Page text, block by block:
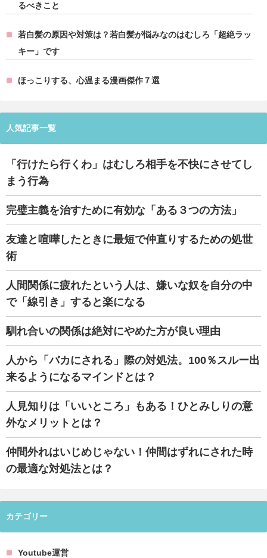
るべきこと
若白髪の原因や対策は？若白髪が悩みなのはむしろ「超絶ラッ
キー」です
ほっこりする、心温まる漫画傑作７選
人気記事一覧
「行けたら行くわ」はむしろ相手を不快にさせてし
まう行為
完璧主義を治すために有効な「ある３つの方法」
友達と喧嘩したときに最短で仲直りするための処世
術
人間関係に疲れたという人は、嫌いな奴を自分の中
で「線引き」すると楽になる
馴れ合いの関係は絶対にやめた方が良い理由
人から「バカにされる」際の対処法。100％スルー出
来るようになるマインドとは？
人見知りは「いいところ」もある！ひとみしりの意
外なメリットとは？
仲間外れはいじめじゃない！仲間はずれにされた時
の最適な対処法とは？
カテゴリー
Youtube運営